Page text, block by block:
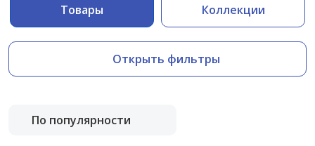
Товары Коллекции
Открыть фильтры
По популярности